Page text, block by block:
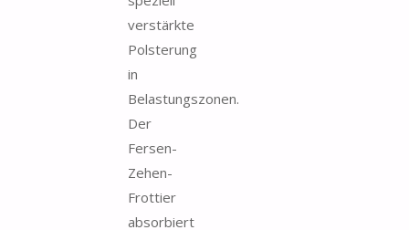
verstärkte
Polsterung
in
Belastungszonen.
Der
Fersen-
Zehen-
Frottier
absorbiert